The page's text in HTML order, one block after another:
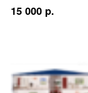
15 000 p.